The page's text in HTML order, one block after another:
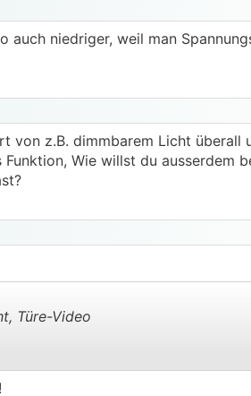
auch niedriger, weil man
von z.B. dimmbarem Licht überall
Wie willst du ausserdem
Türe-Video